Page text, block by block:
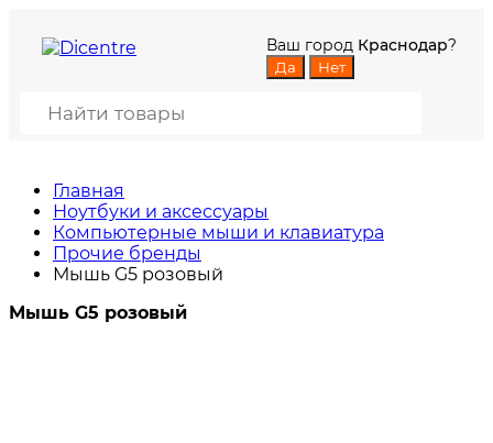
Ваш город Краснодар?
Главная
Ноутбуки и аксессуары
Компьютерные мыши и клавиатура
Прочие бренды
Мышь G5 розовый
Мышь G5 розовый